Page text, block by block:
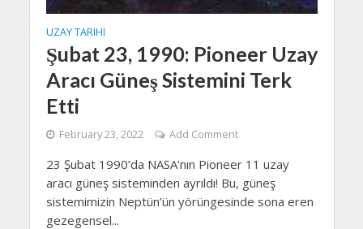
UZAY TARIHI
Şubat 23, 1990: Pioneer Uzay
Aracı Güneş Sistemini Terk
Etti
February 23, 2022 Add Comment
23 Şubat 1990’da NASA‘nın Pioneer 11 uzay
aracı güneş sisteminden ayrıldı! Bu, güneş
sistemimizin Neptün’ün yörüngesinde sona eren
gezegensel...